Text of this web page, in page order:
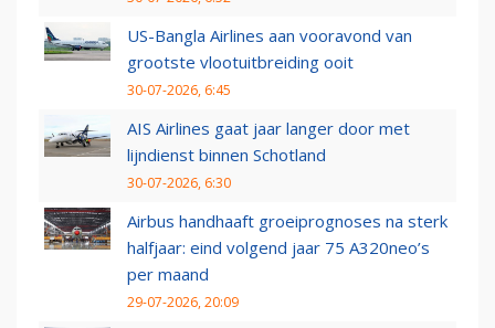
US-Bangla Airlines aan vooravond van
grootste vlootuitbreiding ooit
30-07-2026, 6:45
AIS Airlines gaat jaar langer door met
lijndienst binnen Schotland
30-07-2026, 6:30
Airbus handhaaft groeiprognoses na sterk
halfjaar: eind volgend jaar 75 A320neo’s
per maand
29-07-2026, 20:09